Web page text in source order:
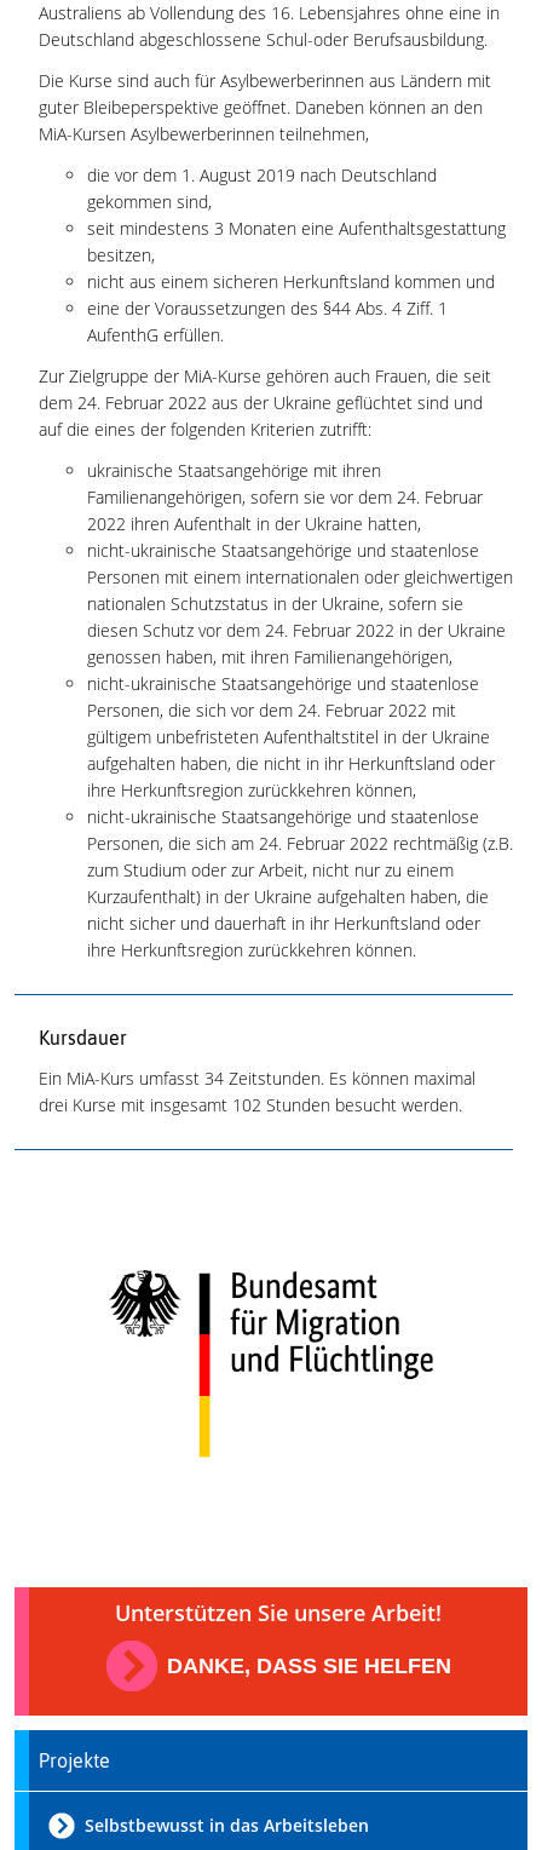
Australiens ab Vollendung des 16. Lebensjahres ohne eine in
Deutschland abgeschlossene Schul-oder Berufsausbildung.
Die Kurse sind auch für Asylbewerberinnen aus Ländern mit
guter Bleibeperspektive geöffnet. Daneben können an den
MiA-Kursen Asylbewerberinnen teilnehmen,
die vor dem 1. August 2019 nach Deutschland
gekommen sind,
seit mindestens 3 Monaten eine Aufenthaltsgestattung
besitzen,
nicht aus einem sicheren Herkunftsland kommen und
eine der Voraussetzungen des §44 Abs. 4 Ziff. 1
AufenthG erfüllen.
Zur Zielgruppe der MiA-Kurse gehören auch Frauen, die seit
dem 24. Februar 2022 aus der Ukraine geflüchtet sind und
auf die eines der folgenden Kriterien zutrifft:
ukrainische Staatsangehörige mit ihren
Familienangehörigen, sofern sie vor dem 24. Februar
2022 ihren Aufenthalt in der Ukraine hatten,
nicht-ukrainische Staatsangehörige und staatenlose
Personen mit einem internationalen oder gleichwertigen
nationalen Schutzstatus in der Ukraine, sofern sie
diesen Schutz vor dem 24. Februar 2022 in der Ukraine
genossen haben, mit ihren Familienangehörigen,
nicht-ukrainische Staatsangehörige und staatenlose
Personen, die sich vor dem 24. Februar 2022 mit
gültigem unbefristeten Aufenthaltstitel in der Ukraine
aufgehalten haben, die nicht in ihr Herkunftsland oder
ihre Herkunftsregion zurückkehren können,
nicht-ukrainische Staatsangehörige und staatenlose
Personen, die sich am 24. Februar 2022 rechtmäßig (z.B.
zum Studium oder zur Arbeit, nicht nur zu einem
Kurzaufenthalt) in der Ukraine aufgehalten haben, die
nicht sicher und dauerhaft in ihr Herkunftsland oder
ihre Herkunftsregion zurückkehren können.
Kursdauer
Ein MiA-Kurs umfasst 34 Zeitstunden. Es können maximal
drei Kurse mit insgesamt 102 Stunden besucht werden.
Unterstützen Sie unsere Arbeit!
DANKE, DASS SIE HELFEN
Projekte
Selbstbewusst in das Arbeitsleben